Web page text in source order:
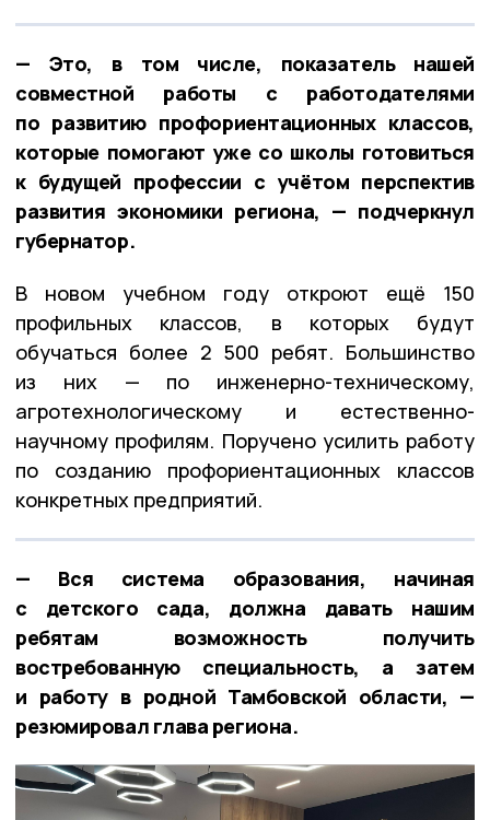
— Это, в том числе, показатель нашей
совместной работы с работодателями
по развитию профориентационных классов,
которые помогают уже со школы готовиться
к будущей профессии с учётом перспектив
развития экономики региона, — подчеркнул
губернатор.
В новом учебном году откроют ещё 150
профильных классов, в которых будут
обучаться более 2 500 ребят. Большинство
из них — по инженерно-техническому,
агротехнологическому и естественно-
научному профилям. Поручено усилить работу
по созданию профориентационных классов
конкретных предприятий.
— Вся система образования, начиная
с детского сада, должна давать нашим
ребятам возможность получить
востребованную специальность, а затем
и работу в родной Тамбовской области, —
резюмировал глава региона.